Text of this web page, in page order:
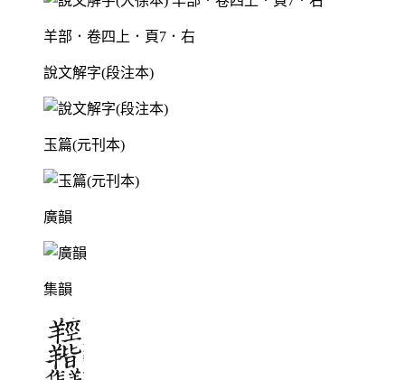
羊部．卷四上．頁7．右
說文解字(段注本)
玉篇(元刊本)
廣韻
集韻